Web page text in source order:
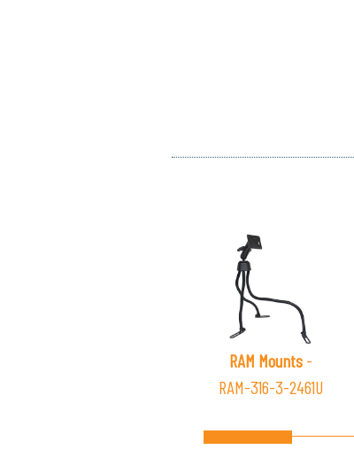
RAM Mounts-
RAM-316-3-2461U